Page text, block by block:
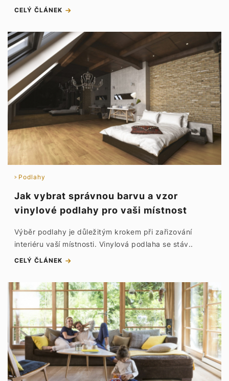
CELÝ ČLÁNEK
Podlahy
Jak vybrat správnou barvu a vzor
vinylové podlahy pro vaši místnost
Výběr podlahy je důležitým krokem při zařizování
interiéru vaší místnosti. Vinylová podlaha se stáv..
CELÝ ČLÁNEK